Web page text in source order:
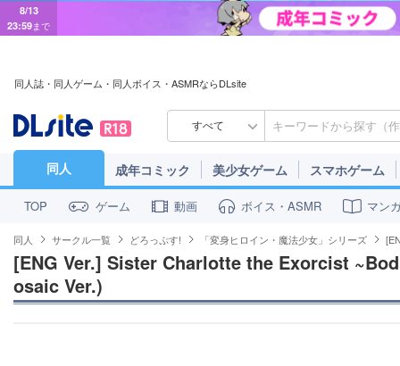
8/13
23:59まで
同人誌・同人ゲーム・同人ボイス・ASMRならDLsite
すべて
同人 成年コミック 美少女ゲーム スマホゲーム
TOP ゲーム 動画 ボイス・ASMR マン
同人 サークル一覧 どろっぷす! 「変身ヒロイン・魔法少女」シリーズ
[ENG Ver.] Sister Charlotte the Exorcist
osaic Ver.)